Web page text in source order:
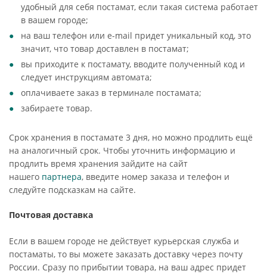
удобный для себя постамат, если такая система работает
в вашем городе;
на ваш телефон или e-mail придет уникальный код, это
значит, что товар доставлен в постамат;
вы приходите к постамату, вводите полученный код и
следует инструкциям автомата;
оплачиваете заказ в терминале постамата;
забираете товар.
Срок хранения в постамате 3 дня, но можно продлить ещё
на аналогичный срок. Чтобы уточнить информацию и
продлить время хранения зайдите на сайт
нашего партнера, введите номер заказа и телефон и
следуйте подсказкам на сайте.
Почтовая доставка
Если в вашем городе не действует курьерская служба и
постаматы, то вы можете заказать доставку через почту
России. Сразу по прибытии товара, на ваш адрес придет